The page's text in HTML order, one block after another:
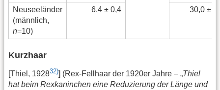
Neuseeländer
(männlich,
n=10)
6,4 ± 0,4 30,0 ±
Kurzhaar
[Thiel, 192832)] (Rex-Fellhaar der 1920er Jahre – „Thiel
hat beim Rexkaninchen eine Reduzierung der Länge und